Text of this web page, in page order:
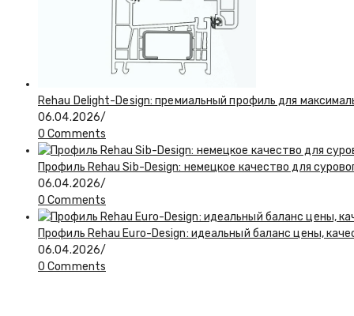
Rehau Delight-Design: премиальный профиль для
06.04.2026/
0 Comments
Профиль Rehau Sib-Design: немецкое качество для
06.04.2026/
0 Comments
Профиль Rehau Euro-Design: идеальный баланс цены,
06.04.2026/
0 Comments